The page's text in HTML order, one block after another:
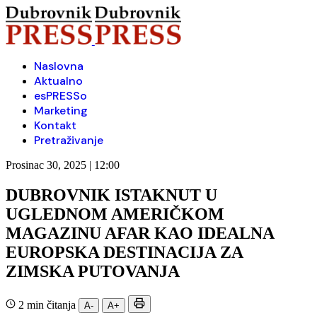
Naslovna
Aktualno
esPRESSo
Marketing
Kontakt
Pretraživanje
Prosinac 30, 2025 | 12:00
DUBROVNIK ISTAKNUT U
UGLEDNOM AMERIČKOM
MAGAZINU AFAR KAO IDEALNA
EUROPSKA DESTINACIJA ZA
ZIMSKA PUTOVANJA
2 min čitanja A- A+